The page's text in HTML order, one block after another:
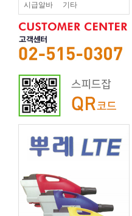
시급알바 기타